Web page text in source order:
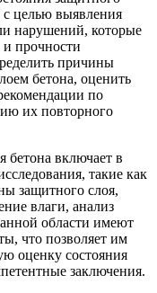
с целью выявления
нарушений, которые
и прочности
причины
бетона, оценить
по
их повторного
бетона включает в
такие как
защитного слоя,
влаги, анализ
области имеют
что позволяет им
оценку состояния
заключения.